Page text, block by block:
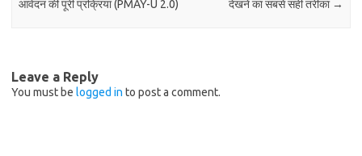
आवेदन की पूरी प्रक्रिया (PMAY-U 2.0)
देखने का सबसे सही तरीका →
Leave a Reply
You must be logged in to post a comment.